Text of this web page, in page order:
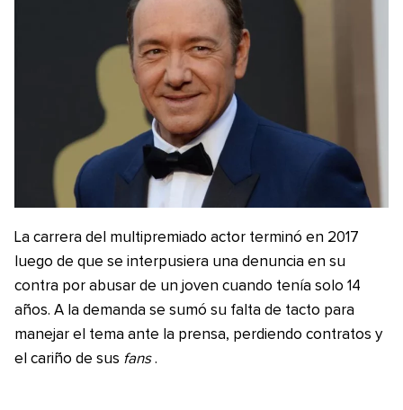
La carrera del multipremiado actor terminó en 2017
luego de que se interpusiera una denuncia en su
contra por abusar de un joven cuando tenía solo 14
años. A la demanda se sumó su falta de tacto para
manejar el tema ante la prensa, perdiendo contratos y
el cariño de sus fans .